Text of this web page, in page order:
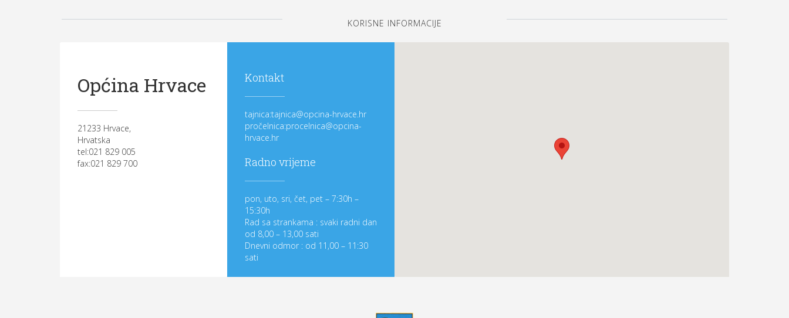
KORISNE INFORMACIJE
Općina Hrvace
21233 Hrvace,
Hrvatska
tel:021 829 005
fax:021 829 700
Kontakt
tajnica:tajnica@opcina-hrvace.hr
pročelnica:procelnica@opcina-
hrvace.hr
Radno vrijeme
pon, uto, sri, čet, pet – 7:30h –
15:30h
Rad sa strankama : svaki radni dan
od 8,00 – 13,00 sati
Dnevni odmor : od 11,00 – 11:30
sati